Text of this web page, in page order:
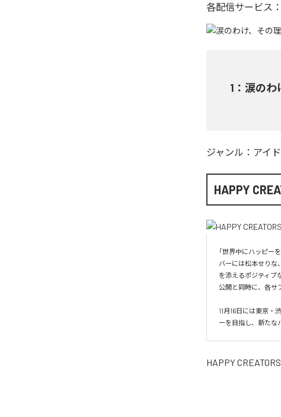
各配信サービス：
1 ： 涙のわ
ジャンル： アイ
HAPPY
「世界中にハッピー
バーには松本せりな
を添えるポジティブ
公開と同時に、各サ
11月16日には東京・
ーを目指し、新たな
HAPPY CREATORS